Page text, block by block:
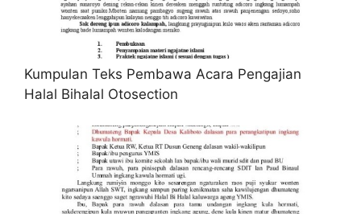
Kumpulan Teks Pembawa Acara Pengajian
Halal Bihalal Otosection